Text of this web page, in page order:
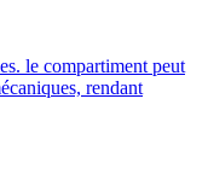
le compartiment peut
rendant